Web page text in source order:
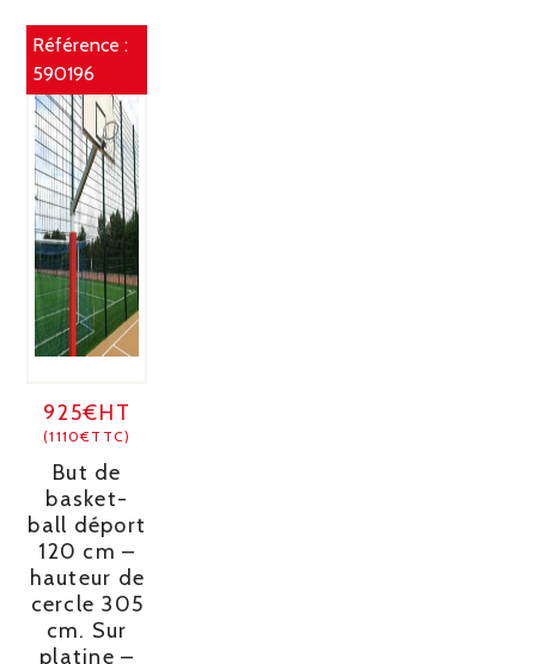
Référence :
590196
925€HT
(1110€TTC)
But de
basket-
ball déport
120 cm –
hauteur de
cercle 305
cm. Sur
platine –